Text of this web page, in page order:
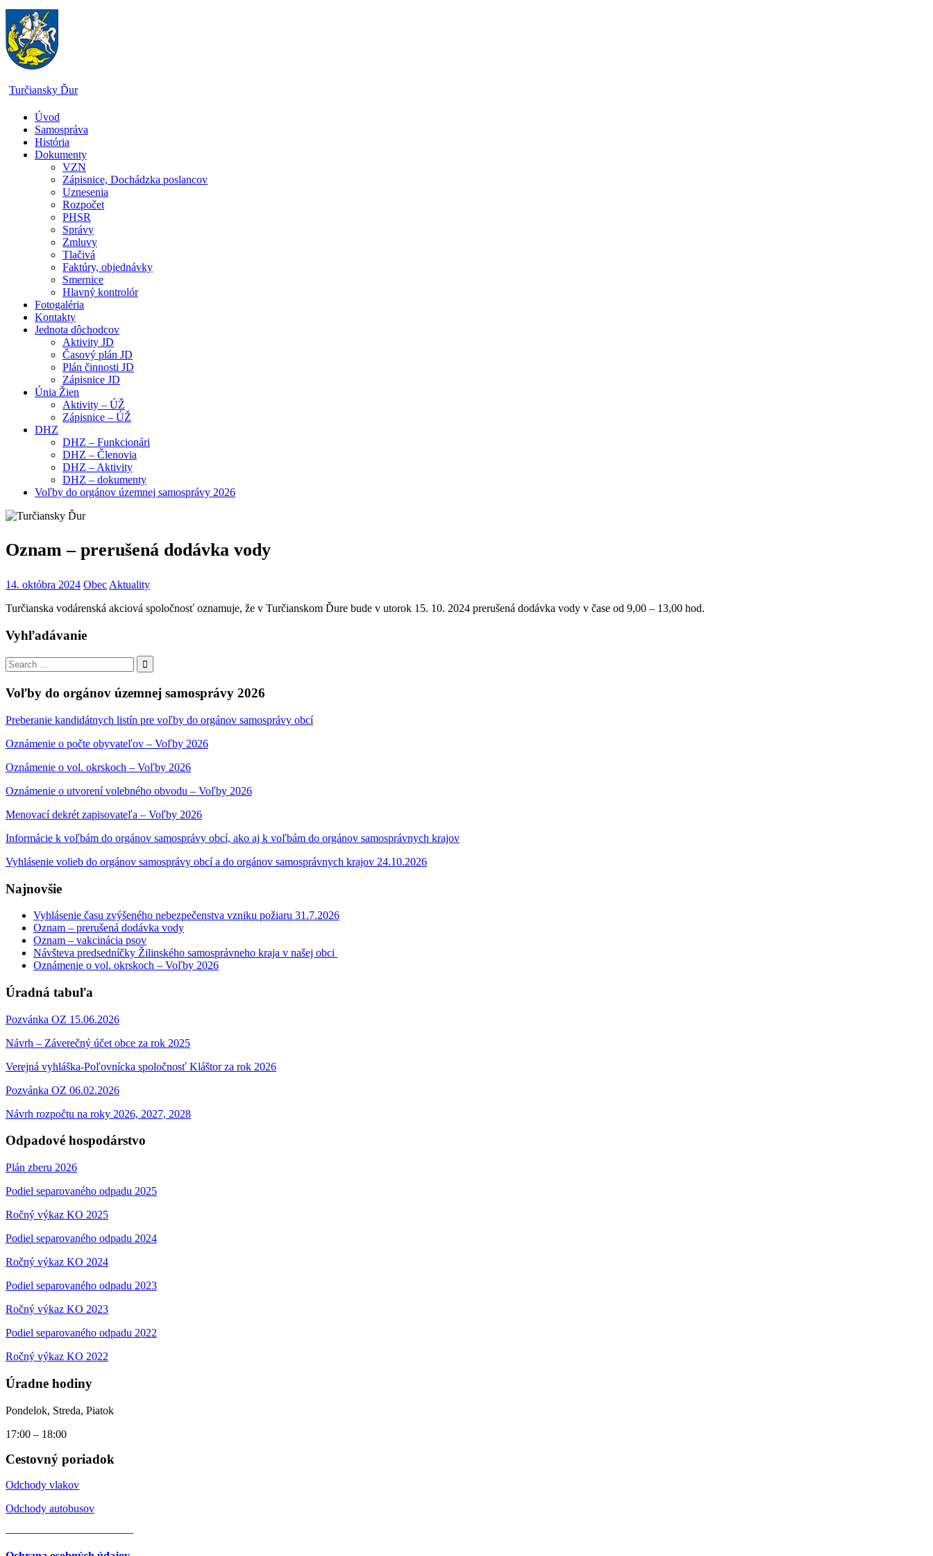
Skip
to
content
Turčiansky Ďur
Oficiálne
stránky
obce
Turčiansky
Úvod
Samospráva
História
Dokumenty
VZN
Zápisnice, Dochádzka poslancov
Uznesenia
Rozpočet
PHSR
Správy
Zmluvy
Tlačivá
Faktúry, objednávky
Smernice
Hlavný kontrolór
Fotogaléria
Kontakty
Jednota dôchodcov
Aktivity JD
Časový plán JD
Plán činnosti JD
Zápisnice JD
Únia Žien
Aktivity – ÚŽ
Zápisnice – ÚŽ
DHZ
DHZ – Funkcionári
DHZ – Členovia
DHZ – Aktivity
DHZ – dokumenty
Voľby do orgánov územnej samosprávy 2026
Oznam – prerušená dodávka vody
14. októbra 2024 Obec Aktuality
Turčianska vodárenská akciová spoločnosť oznamuje, že v Turčianskom Ďure bude v utorok 15. 10. 2024 prerušená dodávka vody v čase od 9,00 – 13,00 hod.
Vyhľadávanie
Search
for:
Search
Voľby do orgánov územnej samosprávy 2026
Preberanie kandidátnych listín pre voľby do orgánov samosprávy obcí
Oznámenie o počte obyvateľov – Voľby 2026
Oznámenie o vol. okrskoch – Voľby 2026
Oznámenie o utvorení volebného obvodu – Voľby 2026
Menovací dekrét zapisovateľa – Voľby 2026
Informácie k voľbám do orgánov samosprávy obcí, ako aj k voľbám do orgánov samosprávnych krajov
Vyhlásenie volieb do orgánov samosprávy obcí a do orgánov samosprávnych krajov 24.10.2026
Najnovšie
Vyhlásenie času zvýšeného nebezpečenstva vzniku požiaru 31.7.2026
Oznam – prerušená dodávka vody
Oznam – vakcinácia psov
Návšteva predsedníčky Žilinského samosprávneho kraja v našej obci
Oznámenie o vol. okrskoch – Voľby 2026
Úradná tabuľa
Pozvánka OZ 15.06.2026
Návrh – Záverečný účet obce za rok 2025
Verejná vyhláška-Poľovnícka spoločnosť Kláštor za rok 2026
Pozvánka OZ 06.02.2026
Návrh rozpočtu na roky 2026, 2027, 2028
Odpadové hospodárstvo
Plán zberu 2026
Podiel separovaného odpadu 2025
Ročný výkaz KO 2025
Podiel separovaného odpadu 2024
Ročný výkaz KO 2024
Podiel separovaného odpadu 2023
Ročný výkaz KO 2023
Podiel separovaného odpadu 2022
Ročný výkaz KO 2022
Úradne hodiny
Pondelok, Streda, Piatok
17:00 – 18:00
Cestovný poriadok
Odchody vlakov
Odchody autobusov
———————————–